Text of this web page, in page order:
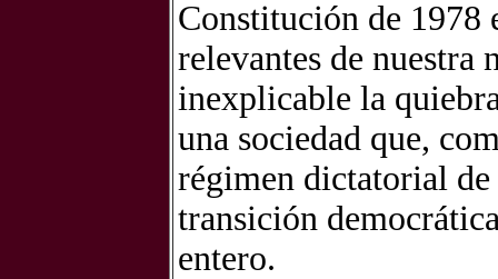
Constitución de 1978
relevantes de nuestra
inexplicable la
una sociedad que,
régimen dictatorial de
transición
entero.